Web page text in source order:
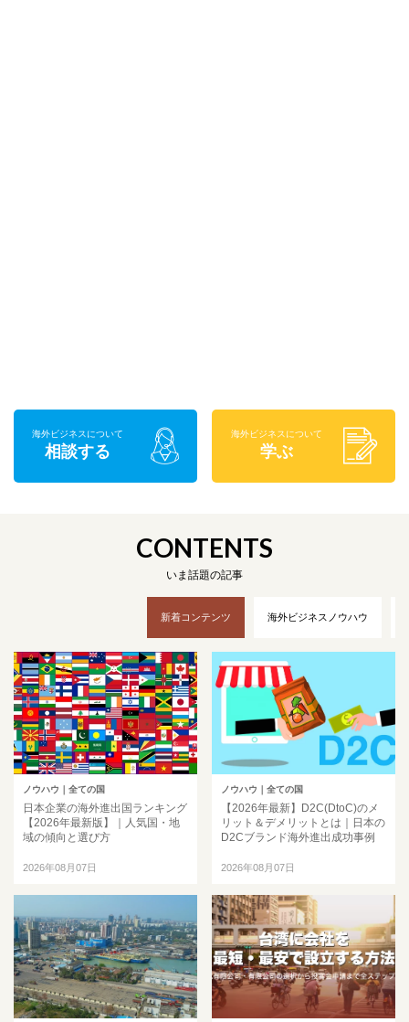
海外ビジネスについて
相談する
海外ビジネスについて
学ぶ
CONTENTS
いま話題の記事
新着コンテンツ 海外ビジネスノウハウ
ノウハウ ｜全ての国
日本企業の海外進出国ランキング
【2026年最新版】｜人気国・地
域の傾向と選び方
2026年08月07日
ノウハウ ｜全ての国
【2026年最新】D2C(DtoC)のメ
リット＆デメリットとは｜日本の
D2Cブランド海外進出成功事例
2026年08月07日